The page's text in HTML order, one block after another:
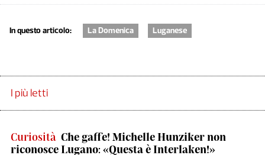
In questo articolo: La Domenica Luganese
I più letti
Curiosità Che gaffe! Michelle Hunziker non
riconosce Lugano: «Questa è Interlaken!»